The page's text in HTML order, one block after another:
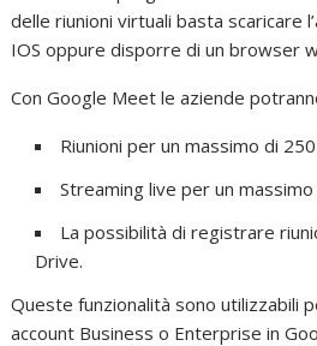
delle riunioni virtuali basta scaricare
IOS oppure disporre di un browser
Con Google Meet le aziende
Riunioni per un massimo di
Streaming live per un
La possibilità di registrare
Drive.
Queste funzionalità sono utilizzabili
account Business o Enterprise in